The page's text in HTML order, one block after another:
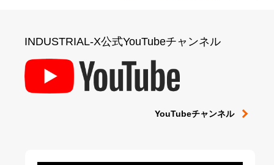
INDUSTRIAL-X公式YouTubeチャンネル
YouTubeチャンネル